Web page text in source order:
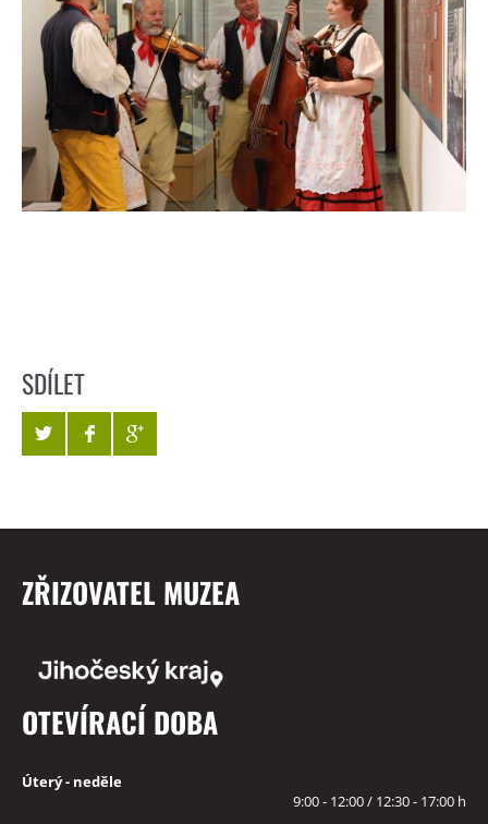
SDÍLET
ZŘIZOVATEL MUZEA
OTEVÍRACÍ DOBA
Úterý - neděle
9:00 - 12:00 / 12:30 - 17:00 h